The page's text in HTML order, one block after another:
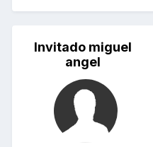
Invitado miguel
angel